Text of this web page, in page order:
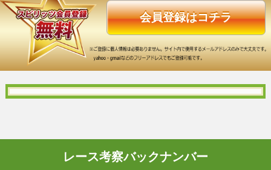
会員登録はコチラ
レース考察バックナンバー